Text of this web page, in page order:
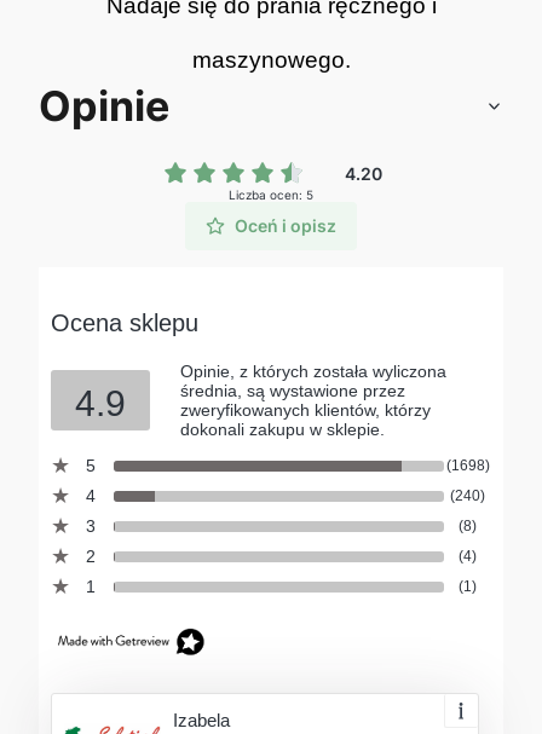
Nadaje się do prania ręcznego i
maszynowego.
Opinie
4.20
Liczba ocen: 5
Oceń i opisz
Ocena sklepu
4.9
Opinie, z których została wyliczona
średnia, są wystawione przez
zweryfikowanych klientów, którzy
dokonali zakupu w sklepie.
5
(1698)
4 (240)
3 (8)
2 (4)
1 (1)
Izabela